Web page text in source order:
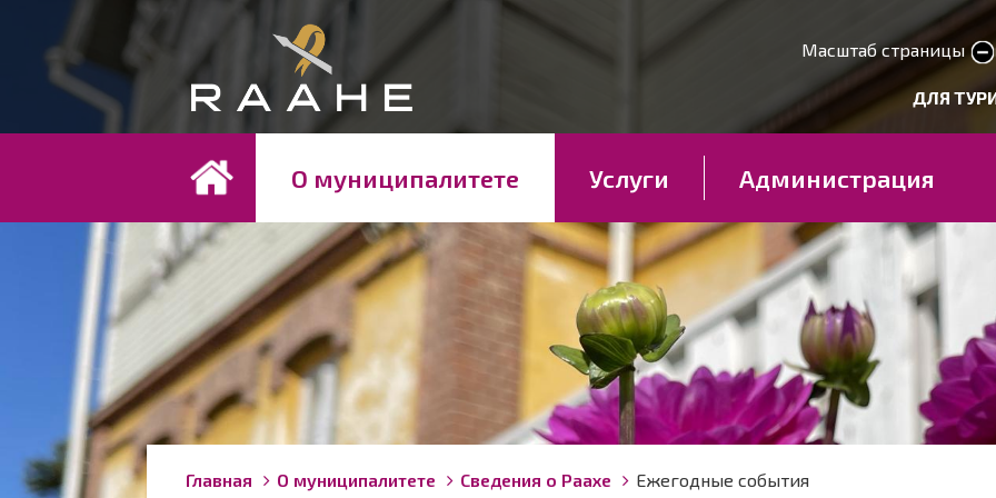
основному
содержанию
Масштаб страницы
smaller text
larger
ДЛЯ
О муниципалитете Услуги Администрация
Строка
You
Главная О муниципалитете Сведения о Раахе Ежегодные события